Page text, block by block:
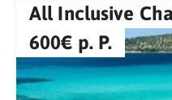
All Inclusive
600€ p. P.